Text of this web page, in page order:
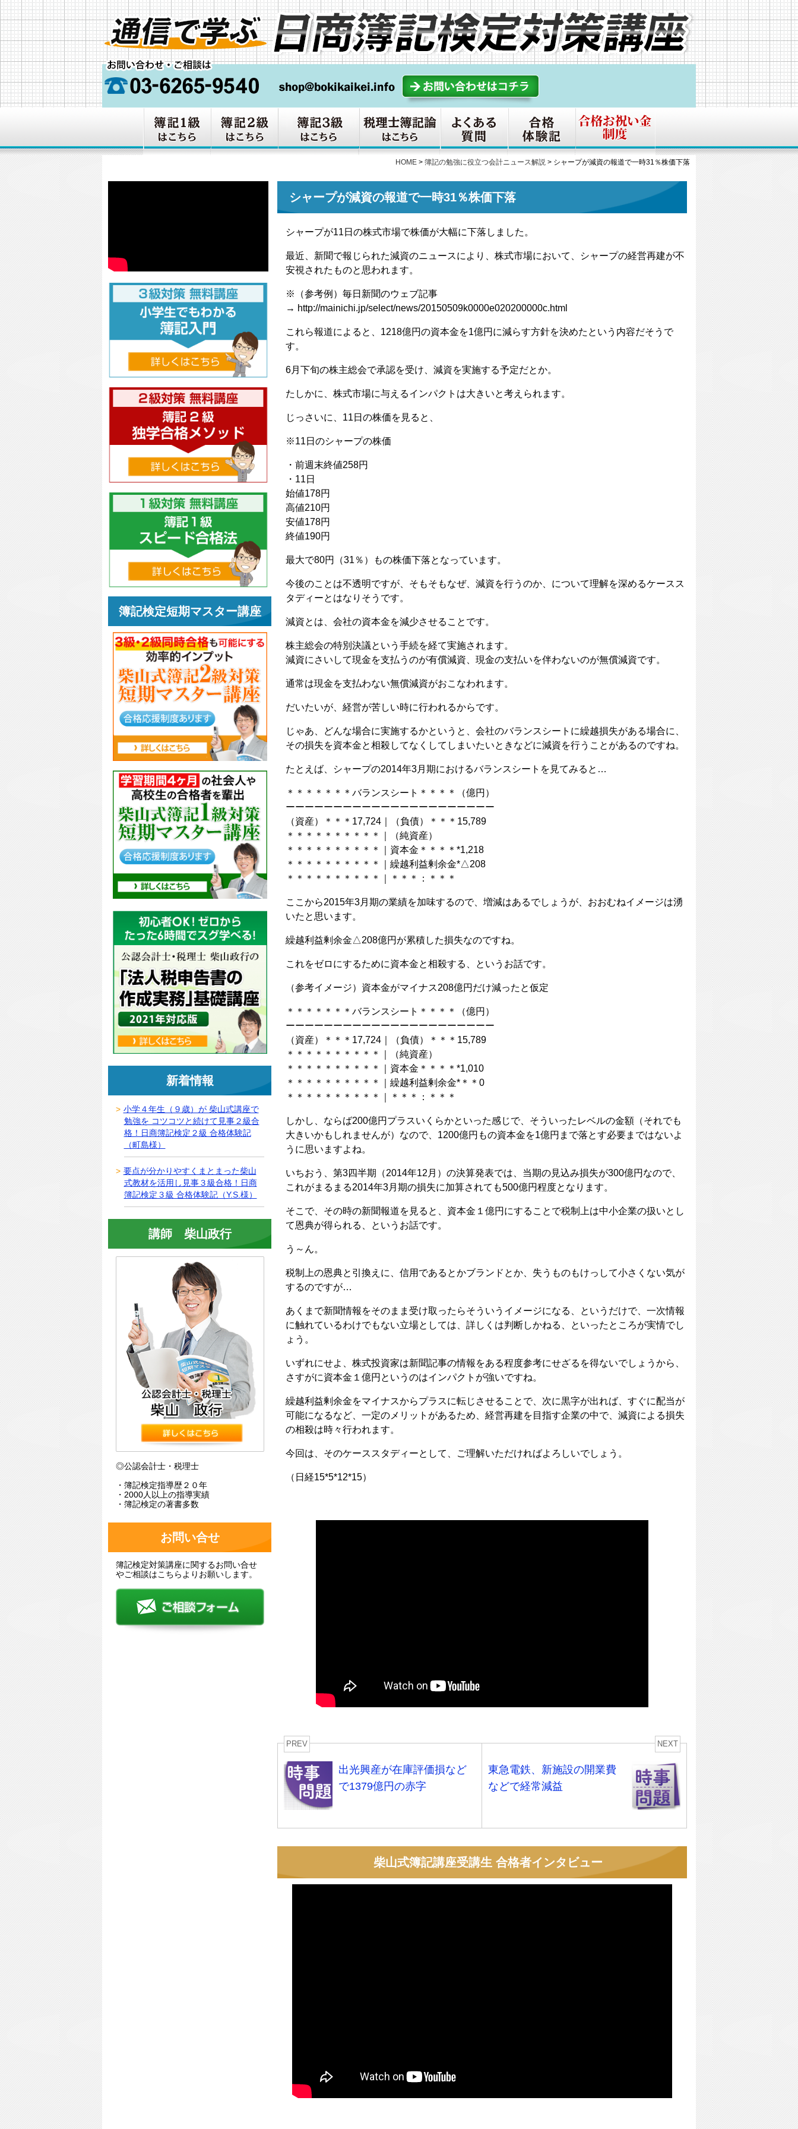
HOME > 簿記の勉強に役立つ会計ニュース解説 > シャープが減資の報道で一時31％株価下落
シャープが減資の報道で一時31％株価下落
シャープが11日の株式市場で株価が大幅に下落しました。
最近、新聞で報じられた減資のニュースにより、株式市場において、シャープの経営再建が不
安視されたものと思われます。
※（参考例）毎日新聞のウェブ記事
→ http://mainichi.jp/select/news/20150509k0000e020200000c.html
これら報道によると、1218億円の資本金を1億円に減らす方針を決めたという内容だそうで
す。
6月下旬の株主総会で承認を受け、減資を実施する予定だとか。
たしかに、株式市場に与えるインパクトは大きいと考えられます。
じっさいに、11日の株価を見ると、
※11日のシャープの株価
・前週末終値258円
・11日
始値178円
高値210円
安値178円
終値190円
最大で80円（31％）もの株価下落となっています。
今後のことは不透明ですが、そもそもなぜ、減資を行うのか、について理解を深めるケースス
タディーとはなりそうです。
減資とは、会社の資本金を減少させることです。
株主総会の特別決議という手続を経て実施されます。
減資にさいして現金を支払うのが有償減資、現金の支払いを伴わないのが無償減資です。
通常は現金を支払わない無償減資がおこなわれます。
だいたいが、経営が苦しい時に行われるからです。
じゃあ、どんな場合に実施するかというと、会社のバランスシートに繰越損失がある場合に、
その損失を資本金と相殺してなくしてしまいたいときなどに減資を行うことがあるのですね。
たとえば、シャープの2014年3月期におけるバランスシートを見てみると…
＊＊＊＊＊＊＊バランスシート＊＊＊＊（億円）
ーーーーーーーーーーーーーーーーーーーーーー
（資産）＊＊＊17,724｜（負債）＊＊＊15,789
＊＊＊＊＊＊＊＊＊＊｜（純資産）
＊＊＊＊＊＊＊＊＊＊｜資本金＊＊＊＊*1,218
＊＊＊＊＊＊＊＊＊＊｜繰越利益剰余金*△208
＊＊＊＊＊＊＊＊＊＊｜＊＊＊：＊＊＊
ここから2015年3月期の業績を加味するので、増減はあるでしょうが、おおむねイメージは湧
いたと思います。
繰越利益剰余金△208億円が累積した損失なのですね。
これをゼロにするために資本金と相殺する、というお話です。
（参考イメージ）資本金がマイナス208億円だけ減ったと仮定
＊＊＊＊＊＊＊バランスシート＊＊＊＊（億円）
ーーーーーーーーーーーーーーーーーーーーーー
（資産）＊＊＊17,724｜（負債）＊＊＊15,789
＊＊＊＊＊＊＊＊＊＊｜（純資産）
＊＊＊＊＊＊＊＊＊＊｜資本金＊＊＊＊*1,010
＊＊＊＊＊＊＊＊＊＊｜繰越利益剰余金*＊＊0
＊＊＊＊＊＊＊＊＊＊｜＊＊＊：＊＊＊
しかし、ならば200億円プラスいくらかといった感じで、そういったレベルの金額（それでも
大きいかもしれませんが）なので、1200億円もの資本金を1億円まで落とす必要まではないよ
うに思いますよね。
いちおう、第3四半期（2014年12月）の決算発表では、当期の見込み損失が300億円なので、
これがまるまる2014年3月期の損失に加算されても500億円程度となります。
そこで、その時の新聞報道を見ると、資本金１億円にすることで税制上は中小企業の扱いとし
て恩典が得られる、というお話です。
う～ん。
税制上の恩典と引換えに、信用であるとかブランドとか、失うものもけっして小さくない気が
するのですが…
あくまで新聞情報をそのまま受け取ったらそういうイメージになる、というだけで、一次情報
に触れているわけでもない立場としては、詳しくは判断しかねる、といったところが実情でし
ょう。
いずれにせよ、株式投資家は新聞記事の情報をある程度参考にせざるを得ないでしょうから、
さすがに資本金１億円というのはインパクトが強いですね。
繰越利益剰余金をマイナスからプラスに転じさせることで、次に黒字が出れば、すぐに配当が
可能になるなど、一定のメリットがあるため、経営再建を目指す企業の中で、減資による損失
の相殺は時々行われます。
今回は、そのケーススタディーとして、ご理解いただければよろしいでしょう。
（日経15*5*12*15）
PREV
出光興産が在庫評価損など
で1379億円の赤字
NEXT
東急電鉄、新施設の開業費
などで経常減益
柴山式簿記講座受講生 合格者インタビュー
簿記検定短期マスター講座
新着情報
小学４年生（９歳）が 柴山式講座で
勉強を コツコツと続けて見事２級合
格！日商簿記検定２級 合格体験記
（町島様）
要点が分かりやすくまとまった柴山
式教材を活用し見事３級合格！日商
簿記検定３級 合格体験記（Y.S.様）
講師 柴山政行
◎公認会計士・税理士
・簿記検定指導歴２０年
・2000人以上の指導実績
・簿記検定の著書多数
お問い合せ
簿記検定対策講座に関するお問い合せ
やご相談はこちらよりお願いします。